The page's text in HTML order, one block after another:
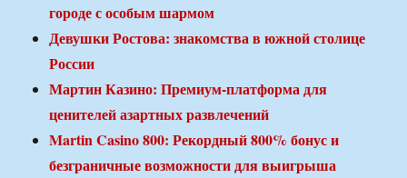
городе с особым шармом
Девушки Ростова: знакомства в южной столице
России
Мартин Казино: Премиум-платформа для
ценителей азартных развлечений
Martin Casino 800: Рекордный 800% бонус и
безграничные возможности для выигрыша